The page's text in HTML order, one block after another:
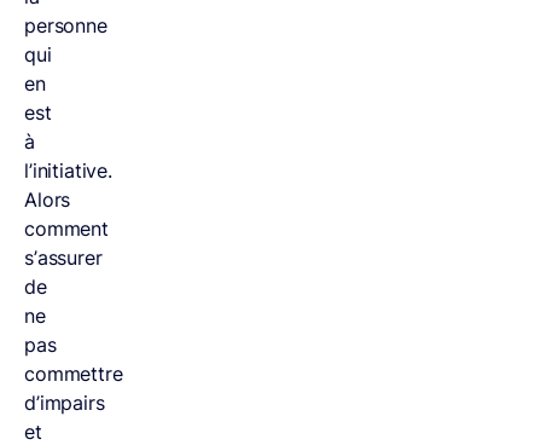
personne
qui
en
est
à
l’initiative.
Alors
comment
s’assurer
de
ne
pas
commettre
d’impairs
et